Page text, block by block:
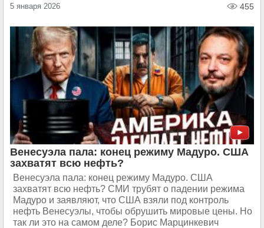
5 января 2026 455
Венесуэла пала: конец режиму Мадуро. США
захватят всю нефть?
Венесуэла пала: конец режиму Мадуро. США
захватят всю нефть? СМИ трубят о падении режима
Мадуро и заявляют, что США взяли под контроль
нефть Венесуэлы, чтобы обрушить мировые цены. Но
так ли это на самом деле? Борис Марцинкевич